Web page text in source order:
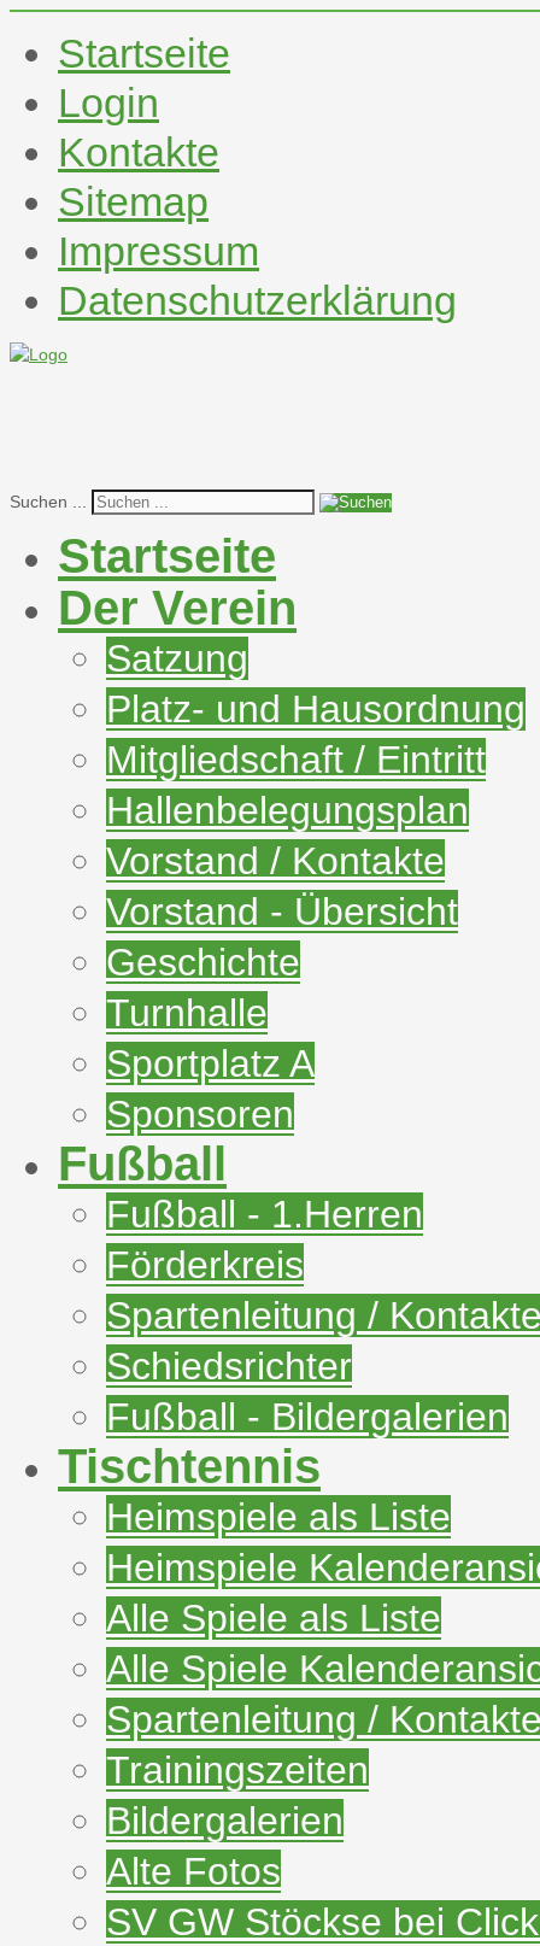
Startseite
Login
Kontakte
Sitemap
Impressum
Datenschutzerklärung
Suchen ...
Startseite
Der Verein
Satzung
Platz- und Hausordnung
Mitgliedschaft / Eintritt
Hallenbelegungsplan
Vorstand / Kontakte
Vorstand - Übersicht
Geschichte
Turnhalle
Sportplatz A
Sponsoren
Fußball
Fußball - 1.Herren
Förderkreis
Spartenleitung /
Schiedsrichter
Fußball - Bildergalerien
Tischtennis
Heimspiele als Liste
Heimspiele
Alle Spiele als Liste
Alle Spiele
Spartenleitung /
Trainingszeiten
Bildergalerien
Alte Fotos
SV GW Stöckse bei